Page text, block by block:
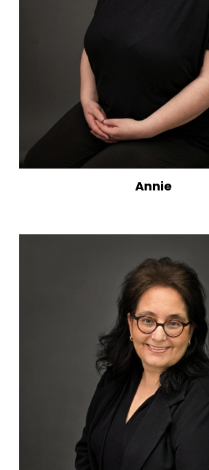
Accueil
À propos
Nouvelles
Activités
Administration
Annie